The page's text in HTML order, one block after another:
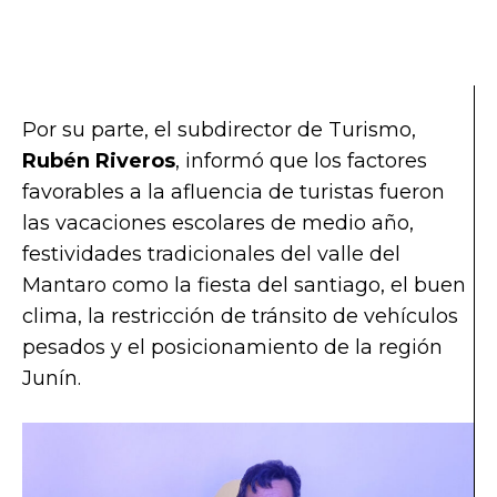
Por su parte, el subdirector de Turismo,
Rubén Riveros, informó que los factores
favorables a la afluencia de turistas fueron
las vacaciones escolares de medio año,
festividades tradicionales del valle del
Mantaro como la fiesta del santiago, el buen
clima, la restricción de tránsito de vehículos
pesados y el posicionamiento de la región
Junín.